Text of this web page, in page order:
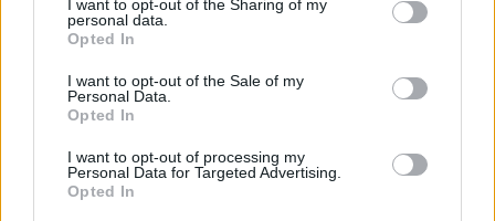
not limited to your visit or usage behaviour. You may click to
grant or deny consent to Google and its third-party tags to
use your data for below specified purposes in below Google
consent section.
I want to opt-out of the Sharing of my
personal data.
Opted In
I want to opt-out of the Sale of my
Personal Data.
Opted In
I want to opt-out of processing my
Personal Data for Targeted Advertising.
Opted In